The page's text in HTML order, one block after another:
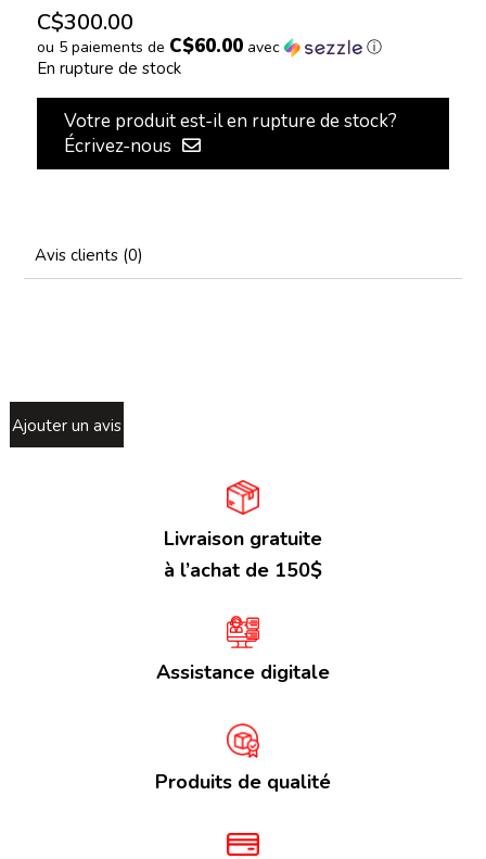
C$300.00
ou 5 paiements de C$60.00avec ⓘ
En rupture de stock
Votre produit est-il en rupture de stock?
Écrivez-nous
Avis clients (0)
Ajouter un avis
Livraison gratuite
à l’achat de 150$
Assistance digitale
Produits de qualité